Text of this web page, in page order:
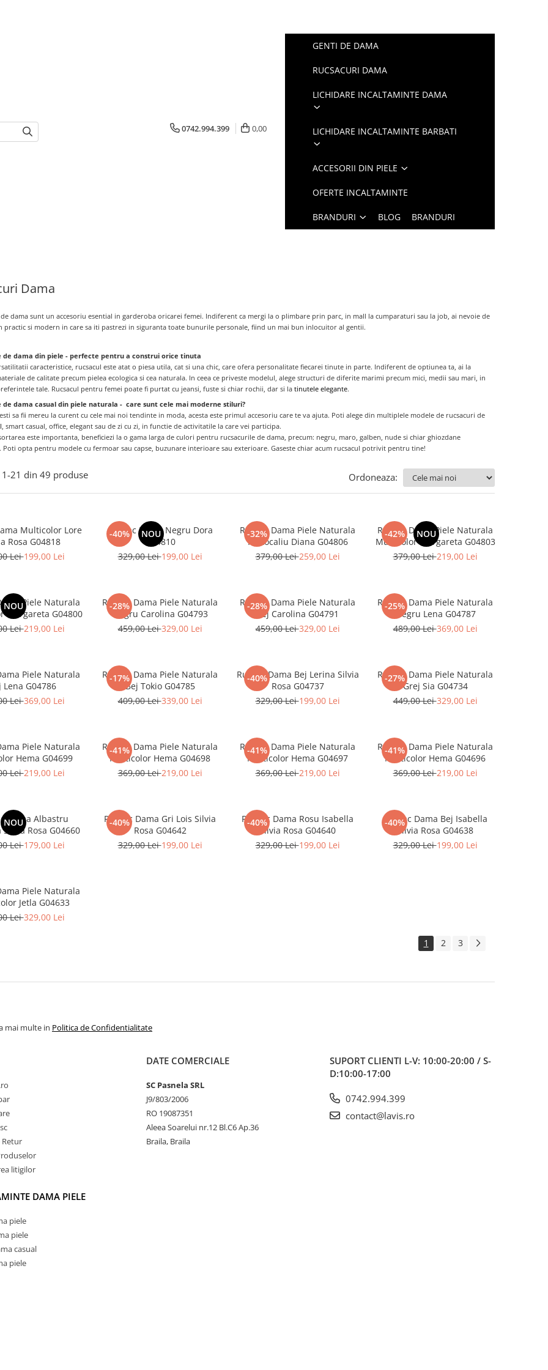
0742.994.399 0,00
GENTI DE DAMA
RUCSACURI DAMA
LICHIDARE INCALTAMINTE DAMA
LICHIDARE INCALTAMINTE BARBATI
ACCESORII DIN PIELE
OFERTE INCALTAMINTE
BRANDURI BLOG BRANDURI
Dama
de dama sunt un accesoriu esential in garderoba oricarei femei. Indiferent ca mergi la o plimbare prin parc, in mall la cumparaturi sau la job, ai nevoie de
practic si modern in care sa iti pastrezi in siguranta toate bunurile personale, fiind un mai bun inlocuitor al gentii.
de dama din piele - perfecte pentru a construi orice tinuta
caracteristice, rucsacul este atat o piesa utila, cat si una chic, care ofera personalitate fiecarei tinute in parte. Indiferent de optiunea ta, ai la
de calitate precum pielea ecologica si cea naturala. In ceea ce priveste modelul, alege structuri de diferite marimi precum mici, medii sau mari, in
tale. Rucsacul pentru femei poate fi purtat cu jeansi, fuste si chiar rochii, dar si la tinutele elegante.
de dama casual din piele naturala - care sunt cele mai moderne stiluri?
sa fii mereu la curent cu cele mai noi tendinte in moda, acesta este primul accesoriu care te va ajuta. Poti alege din multiplele modele de rucsacuri de
, smart casual, office, elegant sau de zi cu zi, in functie de activitatile la care vei participa.
este importanta, beneficiezi la o gama larga de culori pentru rucsacurile de dama, precum: negru, maro, galben, nude si chiar ghiozdane
Poti opta pentru modele cu fermoar sau capse, buzunare interioare sau exterioare. Gaseste chiar acum rucsacul potrivit pentru tine!
1-21 din 49 produse Ordoneaza:
Multicolor Lore
Rosa G04818
Lei199,00 Lei
-40% NOU
Rucsac Dama Negru Dora
G04810
329,00 Lei199,00 Lei
-32%
Rucsac Dama Piele Naturala
Portocaliu Diana G04806
379,00 Lei259,00 Lei
-42% NOU
Rucsac Dama Piele Naturala
Multicolor Margareta G04803
379,00 Lei219,00 Lei
NOUPiele Naturala
Margareta G04800
Lei219,00 Lei
-28%
Rucsac Dama Piele Naturala
Negru Carolina G04793
459,00 Lei329,00 Lei
-28%
Rucsac Dama Piele Naturala
Bej Carolina G04791
459,00 Lei329,00 Lei
-25%
Rucsac Dama Piele Naturala
Negru Lena G04787
489,00 Lei369,00 Lei
Piele Naturala
Lena G04786
Lei369,00 Lei
-17%
Rucsac Dama Piele Naturala
Bej Tokio G04785
409,00 Lei339,00 Lei
-40%
Rucsac Dama Bej Lerina Silvia
Rosa G04737
329,00 Lei199,00 Lei
-27%
Rucsac Dama Piele Naturala
Grej Sia G04734
449,00 Lei329,00 Lei
Piele Naturala
Hema G04699
Lei219,00 Lei
-41%
Rucsac Dama Piele Naturala
Multicolor Hema G04698
369,00 Lei219,00 Lei
-41%
Rucsac Dama Piele Naturala
Multicolor Hema G04697
369,00 Lei219,00 Lei
-41%
Rucsac Dama Piele Naturala
Multicolor Hema G04696
369,00 Lei219,00 Lei
NOU
Dama Albastru
Rosa G04660
Lei179,00 Lei
-40%
Rucsac Dama Gri Lois Silvia
Rosa G04642
329,00 Lei199,00 Lei
-40%
Rucsac Dama Rosu Isabella
Silvia Rosa G04640
329,00 Lei199,00 Lei
-40%
Rucsac Dama Bej Isabella
Silvia Rosa G04638
329,00 Lei199,00 Lei
Piele Naturala
Jetla G04633
Lei329,00 Lei
1 2 3
mai multe in Politica de Confidentialitate
Retur
litigilor
DAMA PIELE
piele
piele
casual
piele
DATE COMERCIALE
SC Pasnela SRL
J9/803/2006
RO 19087351
Aleea Soarelui nr.12 Bl.C6 Ap.36
Braila, Braila
SUPORT CLIENTI L-V: 10:00-20:00 / S-
D:10:00-17:00
0742.994.399
contact@lavis.ro